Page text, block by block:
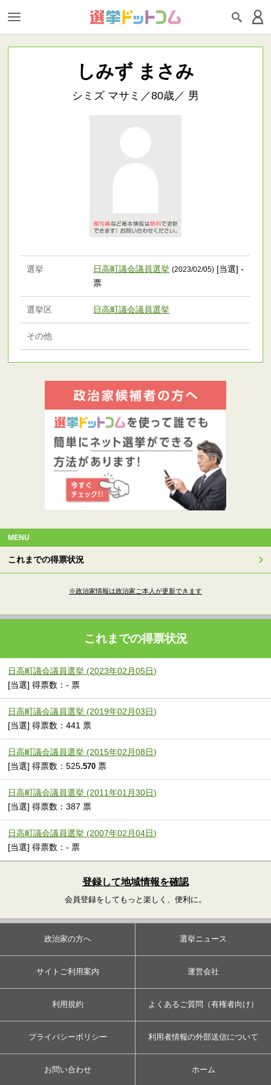
しみず まさみ
シミズ マサミ／80歳／ 男
選挙 日高町議会議員選挙 (2023/02/05) [当選] -
票
選挙区 日高町議会議員選挙
その他
MENU
これまでの得票状況
※政治家情報は政治家ご本人が更新できます
これまでの得票状況
日高町議会議員選挙 (2023年02月05日)
[当選] 得票数：- 票
日高町議会議員選挙 (2019年02月03日)
[当選] 得票数：441 票
日高町議会議員選挙 (2015年02月08日)
[当選] 得票数：525.570 票
日高町議会議員選挙 (2011年01月30日)
[当選] 得票数：387 票
日高町議会議員選挙 (2007年02月04日)
[当選] 得票数：- 票
登録して地域情報を確認
会員登録をしてもっと楽しく、便利に。
政治家の方へ 選挙ニュース
サイトご利用案内 運営会社
利用規約 よくあるご質問（有権者向け）
プライバシーポリシー 利用者情報の外部送信について
お問い合わせ ホーム